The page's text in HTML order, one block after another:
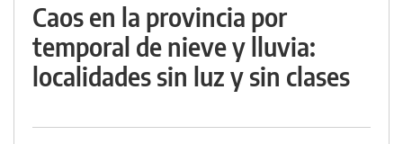
Caos en la provincia por
temporal de nieve y lluvia:
localidades sin luz y sin clases